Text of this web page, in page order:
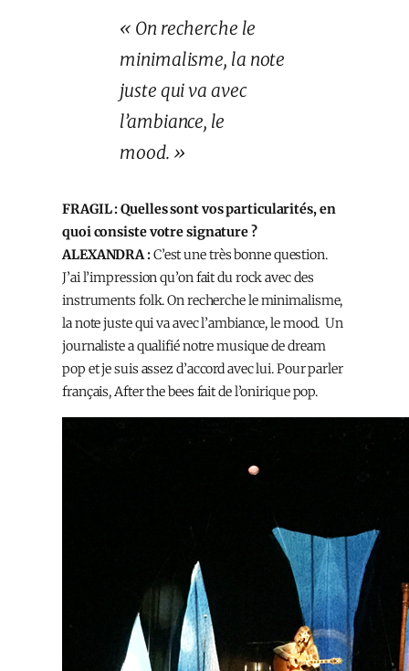
« On recherche le
minimalisme, la note
juste qui va avec
l’ambiance, le
mood. »
FRAGIL : Quelles sont vos particularités, en
quoi consiste votre signature ?
ALEXANDRA :C’est une très bonne question.
J’ai l’impression qu’on fait du rock avec des
instruments folk. On recherche le minimalisme,
la note juste qui va avec l’ambiance, le mood. Un
journaliste a qualifié notre musique de dream
pop et je suis assez d’accord avec lui. Pour parler
français, After the bees fait de l’onirique pop.